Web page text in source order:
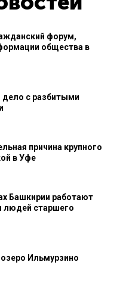
форум,
общества в
дело с разбитыми
причина крупного
в Уфе
Башкирии работают
людей старшего
Ильмурзино